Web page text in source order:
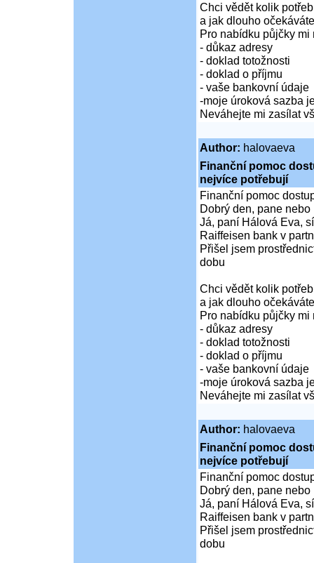
Chci vědět kolik
a jak dlouho
Pro nabídku půjčky mi
- důkaz adresy
- doklad totožnosti
- doklad o příjmu
- vaše bankovní údaje
-moje úroková sazba
Neváhejte mi zasílat
Author: halovaeva
Finanční pomoc
nejvíce potřebují
Finanční pomoc
Dobrý den, pane nebo
Já, paní Hálová Eva,
Raiffeisen bank v
Přišel jsem
dobu
Chci vědět kolik
a jak dlouho
Pro nabídku půjčky mi
- důkaz adresy
- doklad totožnosti
- doklad o příjmu
- vaše bankovní údaje
-moje úroková sazba
Neváhejte mi zasílat
Author: halovaeva
Finanční pomoc
nejvíce potřebují
Finanční pomoc
Dobrý den, pane nebo
Já, paní Hálová Eva,
Raiffeisen bank v
Přišel jsem
dobu